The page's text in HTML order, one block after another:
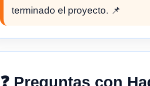
terminado el proyecto. 📌
❓ Preguntas con